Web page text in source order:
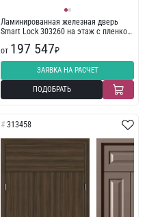
Ламинированная железная дверь
Smart Lock 303260 на этаж с пленкой
от 197 547₽
ЗАЯВКА НА РАСЧЕТ
ПОДОБРАТЬ
313458